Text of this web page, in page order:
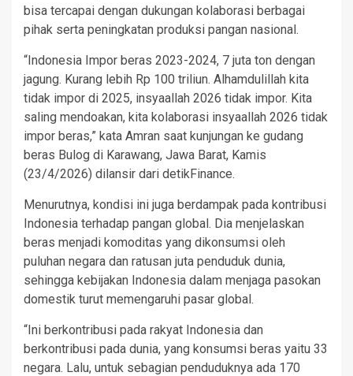
bisa tercapai dengan dukungan kolaborasi berbagai
pihak serta peningkatan produksi pangan nasional.
“Indonesia Impor beras 2023-2024, 7 juta ton dengan
jagung. Kurang lebih Rp 100 triliun. Alhamdulillah kita
tidak impor di 2025, insyaallah 2026 tidak impor. Kita
saling mendoakan, kita kolaborasi insyaallah 2026 tidak
impor beras,” kata Amran saat kunjungan ke gudang
beras Bulog di Karawang, Jawa Barat, Kamis
(23/4/2026) dilansir dari detikFinance.
Menurutnya, kondisi ini juga berdampak pada kontribusi
Indonesia terhadap pangan global. Dia menjelaskan
beras menjadi komoditas yang dikonsumsi oleh
puluhan negara dan ratusan juta penduduk dunia,
sehingga kebijakan Indonesia dalam menjaga pasokan
domestik turut memengaruhi pasar global.
“Ini berkontribusi pada rakyat Indonesia dan
berkontribusi pada dunia, yang konsumsi beras yaitu 33
negara. Lalu, untuk sebagian penduduknya ada 170